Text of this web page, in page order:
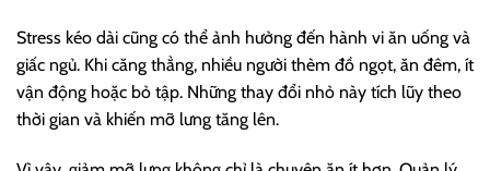
Stress kéo dài cũng có thể ảnh hưởng đến hành vi ăn uống và
giấc ngủ. Khi căng thẳng, nhiều người thèm đồ ngọt, ăn đêm, ít
vận động hoặc bỏ tập. Những thay đổi nhỏ này tích lũy theo
thời gian và khiến mỡ lưng tăng lên.